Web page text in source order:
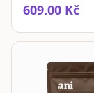
Cordyceps, Reishi a
Ashwagandha s
609.00 Kč